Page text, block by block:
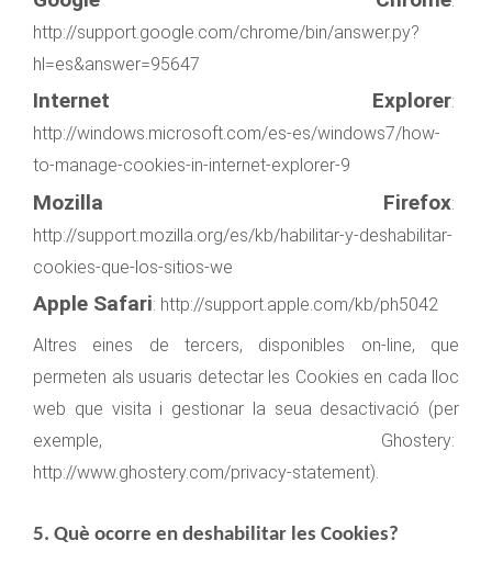
http://support.google.com/chrome/bin/answer.py?
hl=es&answer=95647
Internet Explorer:
http://windows.microsoft.com/es-es/windows7/how-
to-manage-cookies-in-internet-explorer-9
Mozilla Firefox:
http://support.mozilla.org/es/kb/habilitar-y-deshabilitar-
cookies-que-los-sitios-we
Apple Safari: http://support.apple.com/kb/ph5042
Altres eines de tercers, disponibles on-line, que
permeten als usuaris detectar les Cookies en cada lloc
web que visita i gestionar la seua desactivació (per
exemple, Ghostery:
http://www.ghostery.com/privacy-statement).
5. Què ocorre en deshabilitar les Cookies?